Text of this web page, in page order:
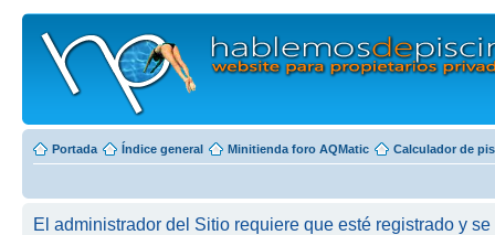
Portada Índice general Minitienda foro AQMatic Calculador de
El administrador del Sitio requiere que esté registrado y